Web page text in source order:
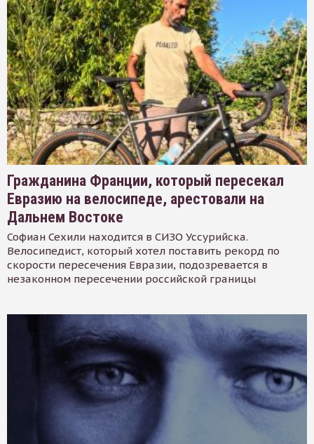
Гражданина Франции, который пересекал
Евразию на велосипеде, арестовали на
Дальнем Востоке
Софиан Сехили находится в СИЗО Уссурийска.
Велосипедист, который хотел поставить рекорд по
скорости пересечения Евразии, подозревается в
незаконном пересечении российской границы